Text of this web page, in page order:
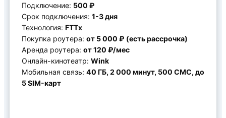
Подключение: 500 ₽
Срок подключения: 1-3 дня
Технология: FTTx
Покупка роутера: от 5 000 ₽ (есть рассрочка)
Аренда роутера: от 120 ₽/мес
Онлайн-кинотеатр: Wink
Мобильная связь: 40 ГБ, 2 000 минут, 500 СМС, до
5 SIM-карт